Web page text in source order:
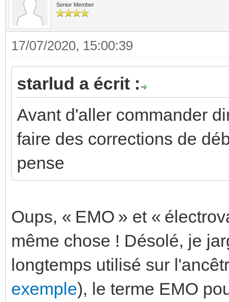
Senior Member
17/07/2020, 15:00:39
starlud a écrit :
Avant d'aller commander
faire des corrections de
pense
Oups, « EMO » et «
même chose ! Désolé, je
longtemps utilisé sur
exemple), le terme EMO